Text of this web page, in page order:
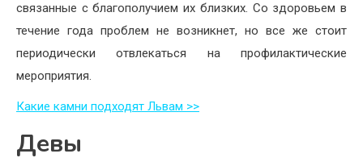
связанные с благополучием их близких. Со здоровьем в
течение года проблем не возникнет, но все же стоит
периодически отвлекаться на профилактические
мероприятия.
Какие камни подходят Львам >>
Девы